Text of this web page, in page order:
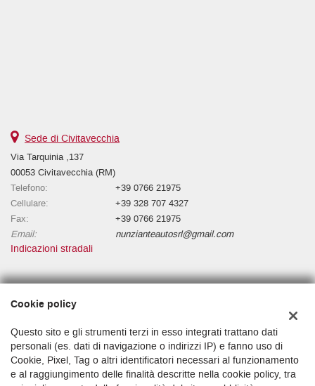
Sede di Civitavecchia
Via Tarquinia ,137
00053 Civitavecchia (RM)
Telefono:
+39 0766 21975
Cellulare:
+39 328 707 4327
Fax:
+39 0766 21975
Email:
nunzianteautosrl@gmail.com
Indicazioni stradali
Dati fiscali:
Via Niccolò l'Alunno, 1500196 Roma RM
C.F/P.IVA: 16377001009
Registro delle imprese:RM
Cookie policy
Questo sito e gli strumenti terzi in esso integrati trattano dati
personali (es. dati di navigazione o indirizzi IP) e fanno uso di
Cookie, Pixel, Tag o altri identificatori necessari al funzionamento
e al raggiungimento delle finalità descritte nella cookie policy, tra